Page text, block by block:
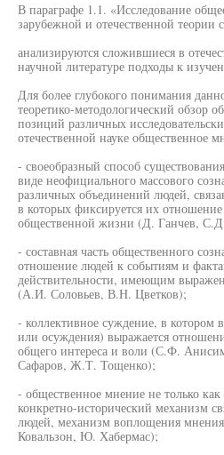
В параграфе 1.1. «Исследование
зарубежной и отечественной теории
анализируются сложившиеся в
научной литературе подходы к
Для более глубокого понимания
теоретико-методологический обзор
позиций различных
отечественной науке общественное
- своеобразный способ
виде неофициального массового
различных объединений людей,
в которых фиксируется их
общественной жизни (Д. Ганчев,
- составная часть общественного
отношение людей к событиям и
действительности, имеющим
(А.И. Соловьев, В.Н. Цветков);
- коллективное суждение, в котором
или осуждения) выражается
общего интереса и воли (С.Ф.
Сафаров, Ж.Т. Тощенко);
- общественное мнение не только
конкретно-исторический механизм
людей, механизм воплощения
Ковальзон, Ю. Хабермас);